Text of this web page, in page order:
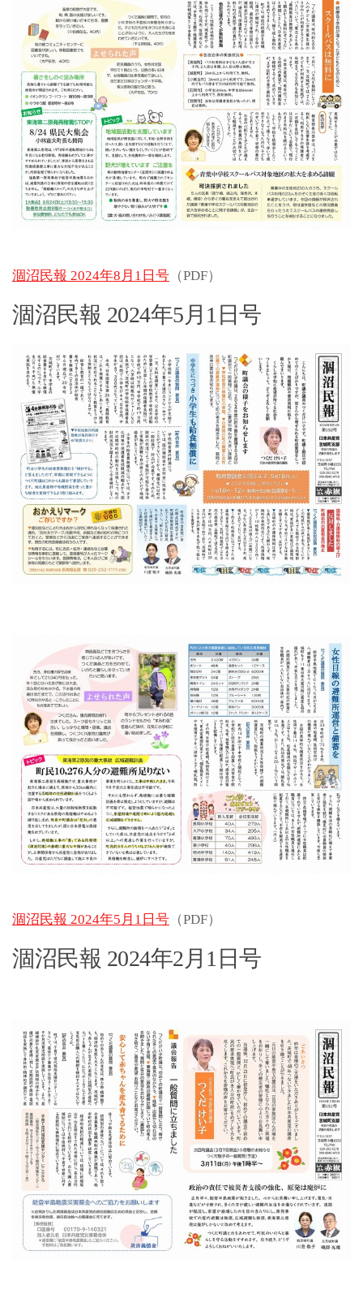
涸沼民報 2024年8月1日号 （PDF）
涸沼民報 2024年5月1日号
涸沼民報 2024年5月1日号 （PDF）
涸沼民報 2024年2月1日号